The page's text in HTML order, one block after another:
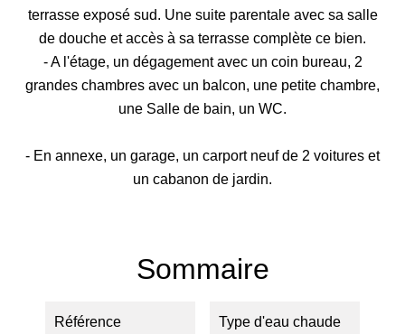
terrasse exposé sud. Une suite parentale avec sa salle
de douche et accès à sa terrasse complète ce bien.
- A l'étage, un dégagement avec un coin bureau, 2
grandes chambres avec un balcon, une petite chambre,
une Salle de bain, un WC.
- En annexe, un garage, un carport neuf de 2 voitures et
un cabanon de jardin.
Sommaire
Référence
Type d'eau chaude